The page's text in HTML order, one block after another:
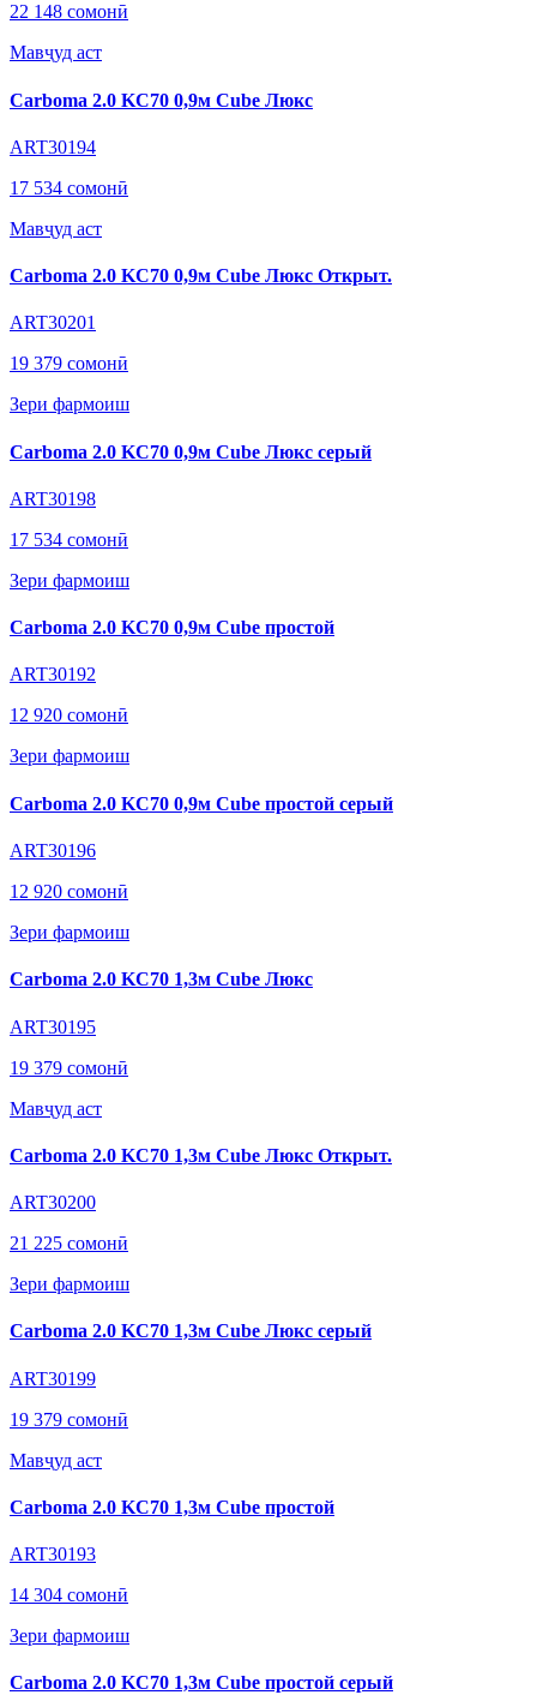
22 148 сомонӣ
Мавҷуд аст
Carboma 2.0 KC70 0,9м Cube Люкс
ART30194
17 534 сомонӣ
Мавҷуд аст
Carboma 2.0 KC70 0,9м Cube Люкс Открыт.
ART30201
19 379 сомонӣ
Зери фармоиш
Carboma 2.0 KC70 0,9м Cube Люкс серый
ART30198
17 534 сомонӣ
Зери фармоиш
Carboma 2.0 KC70 0,9м Cube простой
ART30192
12 920 сомонӣ
Зери фармоиш
Carboma 2.0 KC70 0,9м Cube простой серый
ART30196
12 920 сомонӣ
Зери фармоиш
Carboma 2.0 KC70 1,3м Cube Люкс
ART30195
19 379 сомонӣ
Мавҷуд аст
Carboma 2.0 KC70 1,3м Cube Люкс Открыт.
ART30200
21 225 сомонӣ
Зери фармоиш
Carboma 2.0 KC70 1,3м Cube Люкс серый
ART30199
19 379 сомонӣ
Мавҷуд аст
Carboma 2.0 KC70 1,3м Cube простой
ART30193
14 304 сомонӣ
Зери фармоиш
Carboma 2.0 KC70 1,3м Cube простой серый